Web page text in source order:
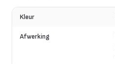
Kleur
Afwerking